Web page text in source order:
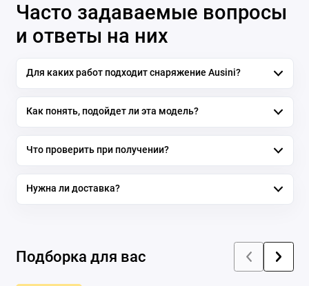
Часто задаваемые вопросы
и ответы на них
Для каких работ подходит снаряжение Ausini?
Как понять, подойдет ли эта модель?
Что проверить при получении?
Нужна ли доставка?
Подборка для вас